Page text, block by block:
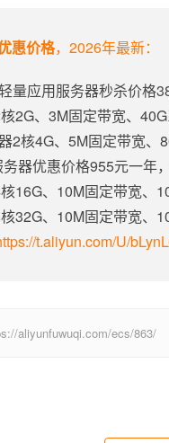
惠价格，2026年最新：
量应用服务器秒杀价格
2G、3M固定带宽、
2核4G、5M固定带宽、
器优惠价格955元一年
16G、10M固定带宽、
32G、10M固定带宽、
t.aliyun.com/U/
aliyunfuwuqi.com/ecs/863/